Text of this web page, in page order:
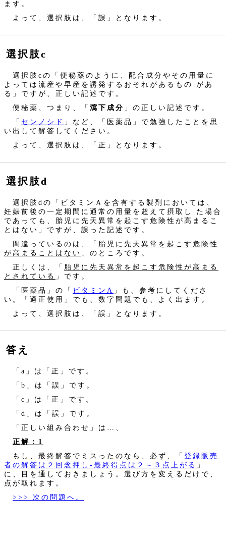
ます。
よって、選択肢は、「誤」となります。
選択肢c
選択肢cの「便秘薬のように、配合成分やその用量に
よっては流産や早産を誘発するおそれがあるもの があ
る」ですが、正しい記述です。
便秘薬、つまり、「 瀉下成分 」の正しい記述です。
「 センノシド
」など、「医薬品」で勉強したことを思
い出して解答してください。
よって、選択肢は、「正」となります。
選択肢d
選択肢dの「ビタミンＡを含有する製剤においては、
妊娠前後の一定期間に通常の用量を超えて摂取し た場合
であっても、胎児に先天異常を起こす危険性が高まるこ
とはない」ですが、誤った記述です。
間違っているのは、「 胎児に先天異常を起こす危険性
が高まることはない 」のところです。
正しくは、「 胎児に先天異常を起こす危険性が高まる
とされている 」です。
「医薬品」の「 ビタミンA 」も、参考にしてくださ
い。「適正使用」でも、数字問題でも、よく出ます。
よって、選択肢は、「誤」となります。
答え
「a」は「正」です。
「b」は「誤」です。
「c」は「正」です。
「d」は「誤」です。
「正しい組み合わせ」は…、
正解：1
もし、最終解答でミスったのなら、必ず、「 登録販売
者の解答は２回念押し‐最終得点は２～３点上がる 」
に、目を通しておきましょう。選び方を変えるだけで、
点が取れます。
>>> 次の問題へ。